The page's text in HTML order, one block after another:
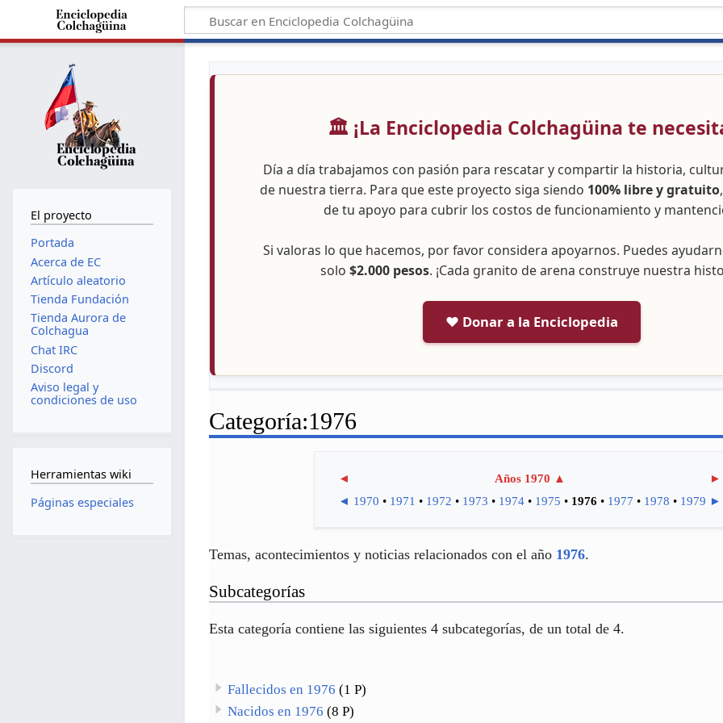
🏛️ ¡La Enciclopedia Colchagüina te
Día a día trabajamos con pasión para rescatar y compartir la historia,
de nuestra tierra. Para que este proyecto siga siendo 100% libre y gratuito
de tu apoyo para cubrir los costos de funcionamiento y
Si valoras lo que hacemos, por favor considera apoyarnos. Puedes
solo $2.000 pesos. ¡Cada granito de arena construye nuestra
❤️ Donar a la Enciclopedia
Categoría:1976
◄ Años 1970 ▲
►
◄ 1970 • 1971 • 1972 • 1973 • 1974 • 1975 • 1976 • 1977 • 1978 • 1979 ►
Temas, acontecimientos y noticias relacionados con el año 1976.
Subcategorías
Esta categoría contiene las siguientes 4 subcategorías, de un total de 4.
Fallecidos en 1976 (1 P)
Nacidos en 1976 (8 P)
El proyecto
Portada
Acerca de EC
Artículo aleatorio
Tienda Fundación
Tienda Aurora de
Colchagua
Chat IRC
Discord
Aviso legal y
condiciones de uso
Herramientas wiki
Páginas especiales